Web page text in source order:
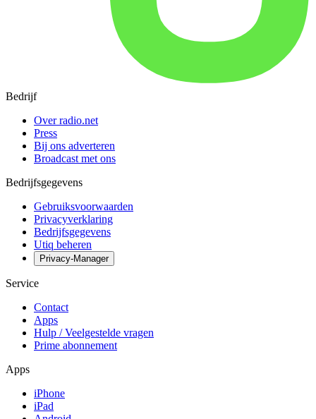
Bedrijf
Over radio.net
Press
Bij ons adverteren
Broadcast met ons
Bedrijfsgegevens
Gebruiksvoorwaarden
Privacyverklaring
Bedrijfsgegevens
Utiq beheren
Privacy-Manager
Service
Contact
Apps
Hulp / Veelgestelde vragen
Prime abonnement
Apps
iPhone
iPad